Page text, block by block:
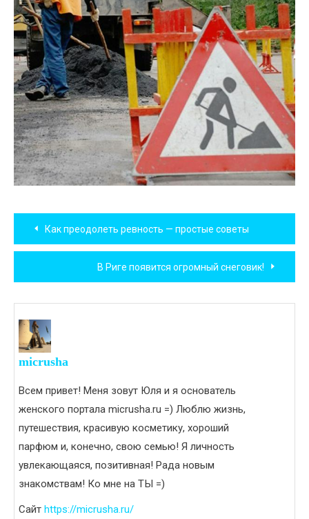
Навигация
по
записям
Как преодолеть ревность — простые советы
В Риге появится огромный снеговик!
micrusha
Всем привет! Меня зовут Юля и я основатель
женского портала micrusha.ru =) Люблю жизнь,
путешествия, красивую косметику, хороший
парфюм и, конечно, свою семью! Я личность
увлекающаяся, позитивная! Рада новым
знакомствам! Ко мне на ТЫ =)
Сайт https://micrusha.ru/